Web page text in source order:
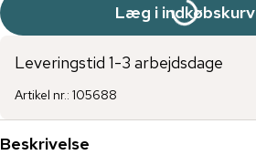
Læg i indkøbskurv
Leveringstid 1-3 arbejdsdage
Artikel nr.: 105688
Beskrivelse